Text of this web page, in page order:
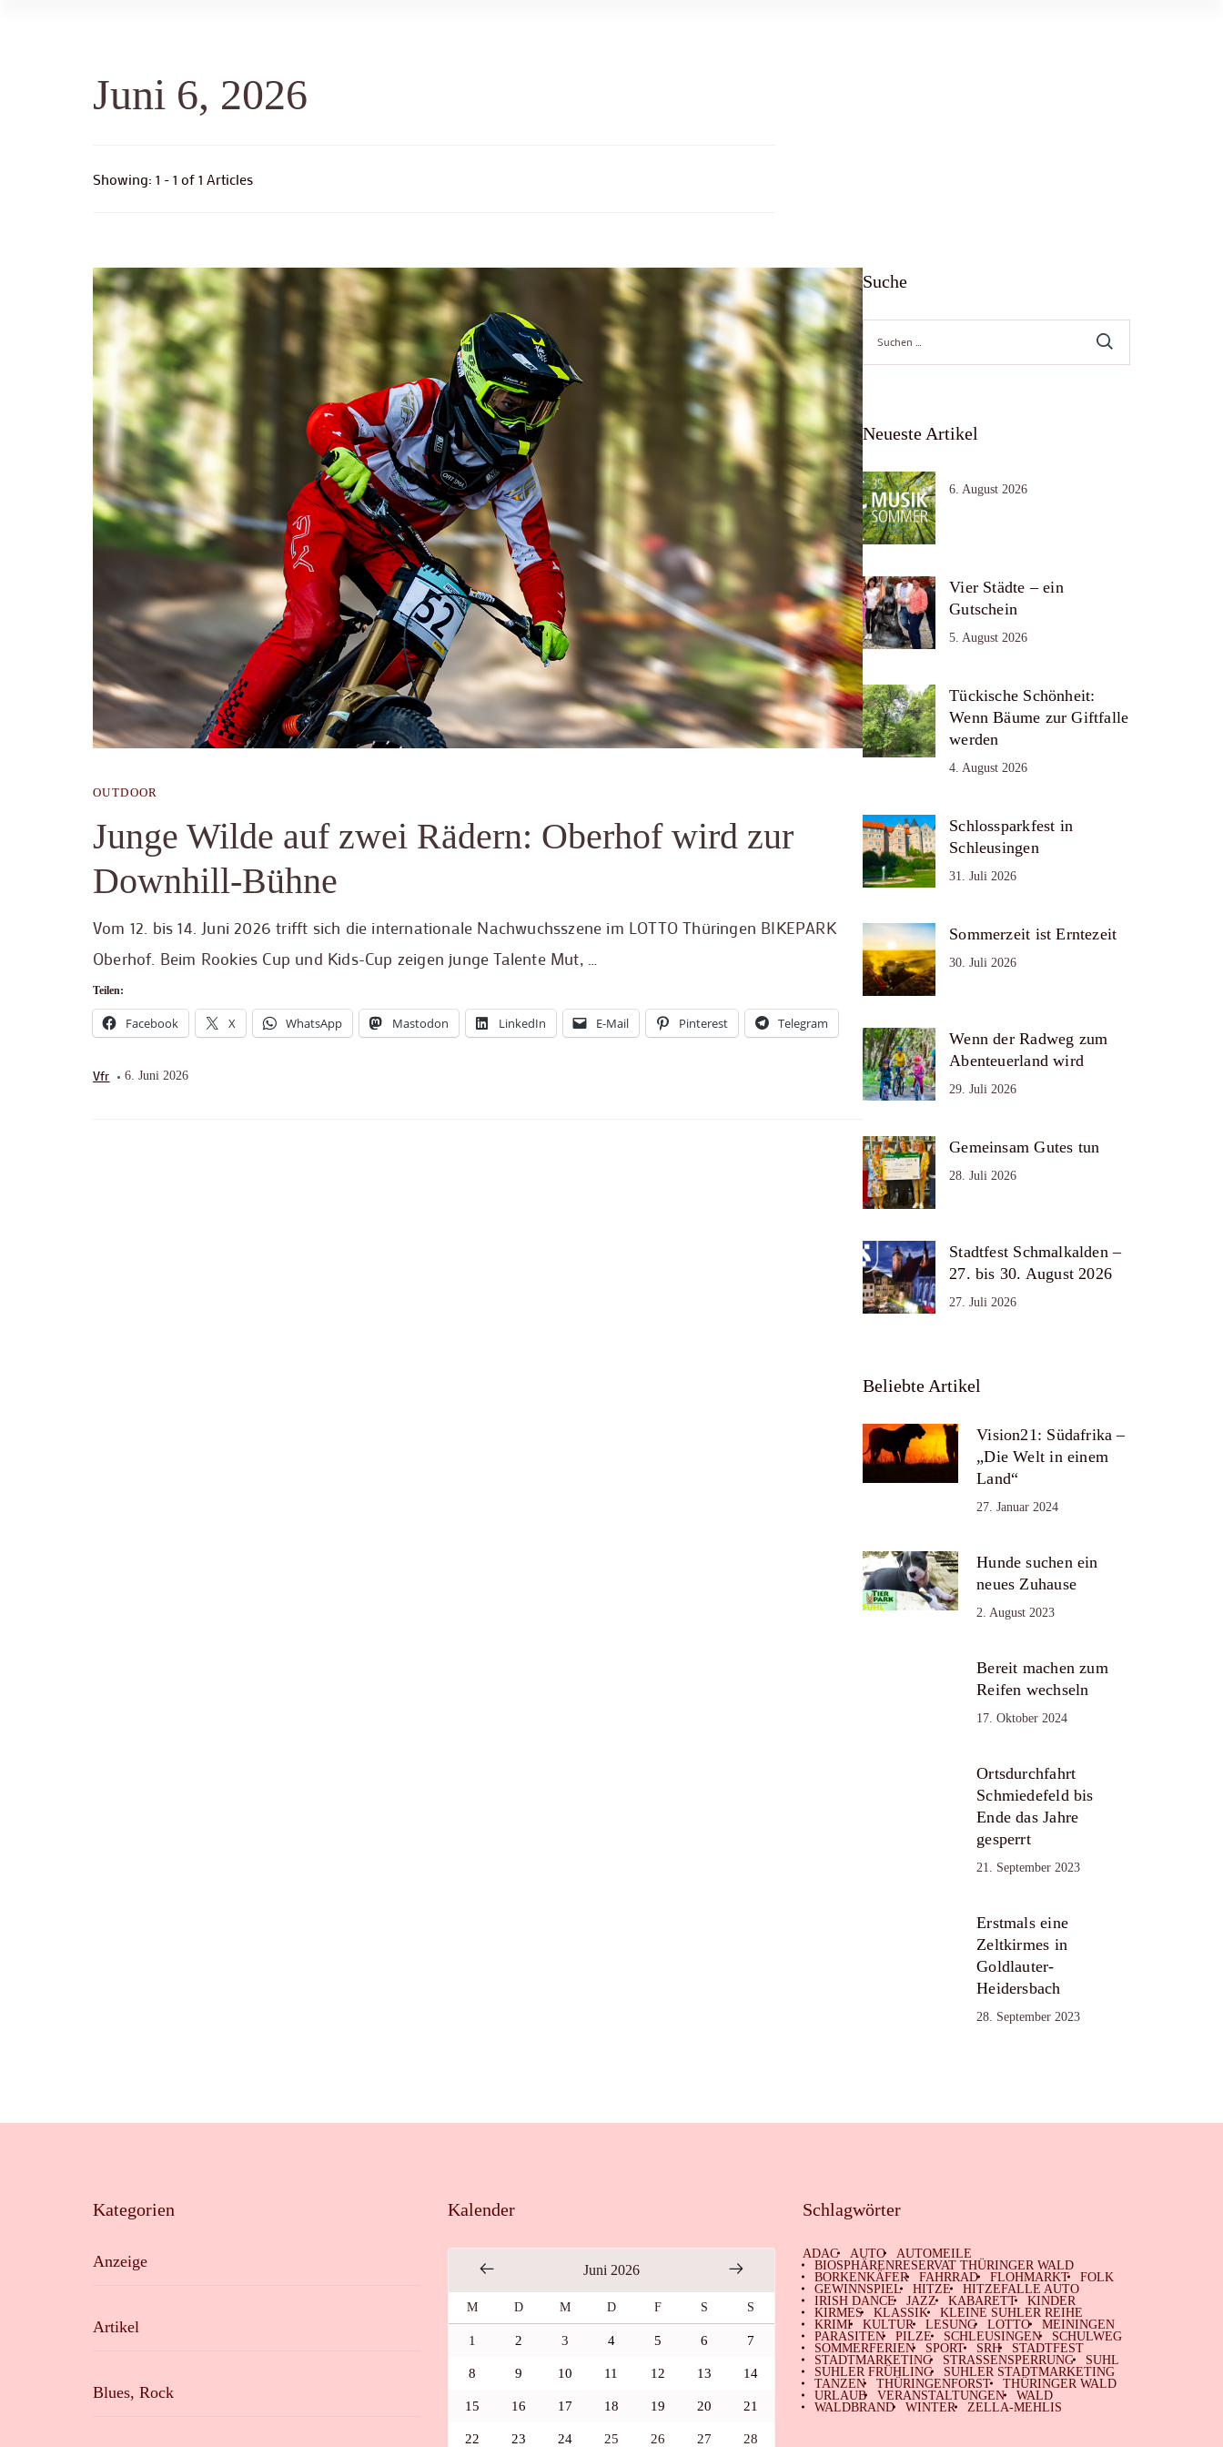
Juni 6, 2026
Showing: 1 - 1 of 1 Articles
OUTDOOR
Junge Wilde auf zwei Rädern: Oberhof wird zur
Downhill-Bühne
Vom 12. bis 14. Juni 2026 trifft sich die internationale Nachwuchsszene im LOTTO Thüringen BIKEPARK
Oberhof. Beim Rookies Cup und Kids-Cup zeigen junge Talente Mut, …
Teilen:
Facebook X WhatsApp Mastodon LinkedIn E-Mail Pinterest Telegram
Vfr 6. Juni 2026
Suche
Suche
nach:
Neueste Artikel
6. August 2026
Vier Städte – ein
Gutschein
5. August 2026
Tückische Schönheit:
Wenn Bäume zur Giftfalle
werden
4. August 2026
Schlossparkfest in
Schleusingen
31. Juli 2026
Sommerzeit ist Erntezeit
30. Juli 2026
Wenn der Radweg zum
Abenteuerland wird
29. Juli 2026
Gemeinsam Gutes tun
28. Juli 2026
Stadtfest Schmalkalden –
27. bis 30. August 2026
27. Juli 2026
Beliebte Artikel
Vision21: Südafrika –
„Die Welt in einem
Land“
27. Januar 2024
Hunde suchen ein
neues Zuhause
2. August 2023
Bereit machen zum
Reifen wechseln
17. Oktober 2024
Ortsdurchfahrt
Schmiedefeld bis
Ende das Jahre
gesperrt
21. September 2023
Erstmals eine
Zeltkirmes in
Goldlauter-
Heidersbach
28. September 2023
Kategorien
Anzeige
Artikel
Blues, Rock
Kalender
Juni 2026
M D M D F S S
1 2 3 4 5 6 7
8 9 10 11 12 13 14
15 16 17 18 19 20 21
22 23 24 25 26 27 28
Schlagwörter
ADAC AUTO
AUTOMEILE
BIOSPHÄRENRESERVAT THÜRINGER WALD
BORKENKÄFER
FAHRRAD FLOHMARKT
FOLK
GEWINNSPIEL
HITZE
HITZEFALLE AUTO
IRISH DANCE
JAZZ KABARETT
KINDER
KIRMES
KLASSIK
KLEINE SUHLER REIHE
KRIMI
KULTUR LESUNG LOTTO
MEININGEN
PARASITEN
PILZE SCHLEUSINGEN
SCHULWEG
SOMMERFERIEN
SPORT SRH
STADTFEST
STADTMARKETING
STRASSENSPERRUNG
SUHL
SUHLER FRÜHLING
SUHLER STADTMARKETING
TANZEN
THÜRINGENFORST
THÜRINGER WALD
URLAUB
VERANSTALTUNGEN
WALD
WALDBRAND
WINTER ZELLA-MEHLIS